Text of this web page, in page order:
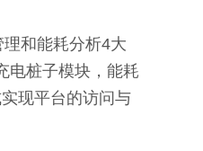
和能耗分析4大
电桩子模块，能耗
现平台的访问与